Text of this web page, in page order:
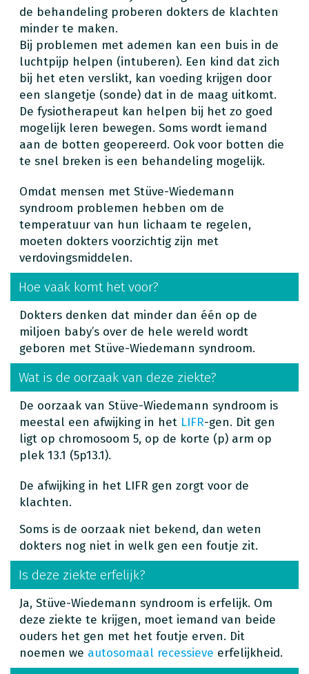
de behandeling proberen dokters de klachten
minder te maken.
Bij problemen met ademen kan een buis in de
luchtpijp helpen (intuberen). Een kind dat zich
bij het eten verslikt, kan voeding krijgen door
een slangetje (sonde) dat in de maag uitkomt.
De fysiotherapeut kan helpen bij het zo goed
mogelijk leren bewegen. Soms wordt iemand
aan de botten geopereerd. Ook voor botten die
te snel breken is een behandeling mogelijk.
Omdat mensen met Stüve-Wiedemann
syndroom problemen hebben om de
temperatuur van hun lichaam te regelen,
moeten dokters voorzichtig zijn met
verdovingsmiddelen.
Hoe vaak komt het voor?
Dokters denken dat minder dan één op de
miljoen baby’s over de hele wereld wordt
geboren met Stüve-Wiedemann syndroom.
Wat is de oorzaak van deze ziekte?
De oorzaak van Stüve-Wiedemann syndroom is
meestal een afwijking in het LIFR-gen. Dit gen
ligt op chromosoom 5, op de korte (p) arm op
plek 13.1 (5p13.1).
De afwijking in het LIFR gen zorgt voor de
klachten.
Soms is de oorzaak niet bekend, dan weten
dokters nog niet in welk gen een foutje zit.
Is deze ziekte erfelijk?
Ja, Stüve-Wiedemann syndroom is erfelijk. Om
deze ziekte te krijgen, moet iemand van beide
ouders het gen met het foutje erven. Dit
noemen we autosomaal recessieve erfelijkheid.